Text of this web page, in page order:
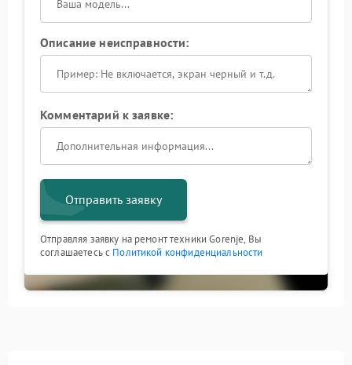
Описание неисправности:
Комментарий к заявке:
Отправить заявку
Отправляя заявку на ремонт техники Gorenje, Вы
соглашаетесь с Политикой конфиденциальности